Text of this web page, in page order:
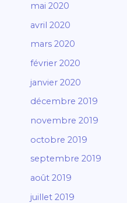
mai 2020
avril 2020
mars 2020
février 2020
janvier 2020
décembre 2019
novembre 2019
octobre 2019
septembre 2019
août 2019
juillet 2019